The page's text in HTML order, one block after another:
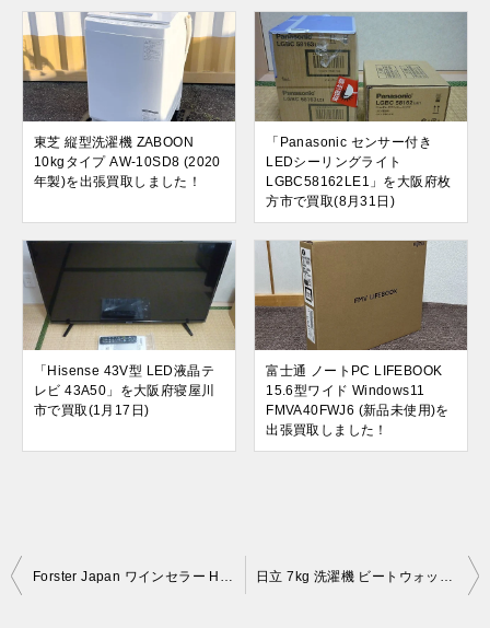
東芝 縦型洗濯機 ZABOON
10kgタイプ AW-10SD8 (2020
年製)を出張買取しました！
「Panasonic センサー付き
LEDシーリングライト
LGBC58162LE1」を大阪府枚
方市で買取(8月31日)
「Hisense 43V型 LED液晶テ
レビ 43A50」を大阪府寝屋川
市で買取(1月17日)
富士通 ノートPC LIFEBOOK
15.6型ワイド Windows11
FMVA40FWJ6 (新品未使用)を
出張買取しました！
投